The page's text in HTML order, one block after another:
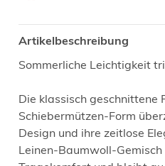
Artikelbeschreibung
Sommerliche Leichtigkeit
Die klassisch
Schiebermützen-Form
Design und ihre zeitlose
Leinen-Baumwoll-